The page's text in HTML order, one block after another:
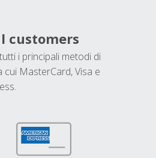
customers
i principali metodi di
cui MasterCard, Visa e